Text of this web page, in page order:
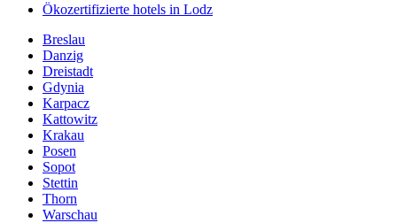
Ökozertifizierte hotels in Lodz
Breslau
Danzig
Dreistadt
Gdynia
Karpacz
Kattowitz
Krakau
Posen
Sopot
Stettin
Thorn
Warschau